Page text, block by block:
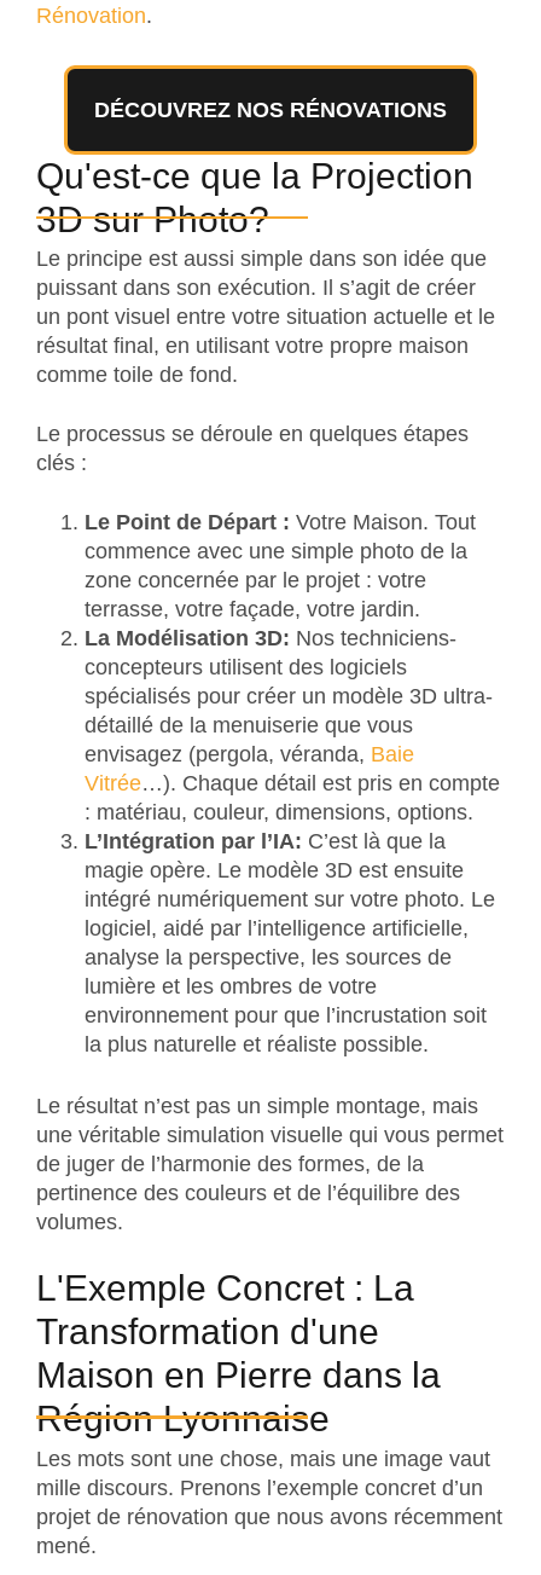
Rénovation.
DÉCOUVREZ NOS RÉNOVATIONS
Qu'est-ce que la Projection
3D sur Photo?
Le principe est aussi simple dans son idée que
puissant dans son exécution. Il s’agit de créer
un pont visuel entre votre situation actuelle et le
résultat final, en utilisant votre propre maison
comme toile de fond.
Le processus se déroule en quelques étapes
clés :
Le Point de Départ : Votre Maison. Tout
commence avec une simple photo de la
zone concernée par le projet : votre
terrasse, votre façade, votre jardin.
La Modélisation 3D: Nos techniciens-
concepteurs utilisent des logiciels
spécialisés pour créer un modèle 3D ultra-
détaillé de la menuiserie que vous
envisagez (pergola, véranda, Baie
Vitrée…). Chaque détail est pris en compte
: matériau, couleur, dimensions, options.
L’Intégration par l’IA: C’est là que la
magie opère. Le modèle 3D est ensuite
intégré numériquement sur votre photo. Le
logiciel, aidé par l’intelligence artificielle,
analyse la perspective, les sources de
lumière et les ombres de votre
environnement pour que l’incrustation soit
la plus naturelle et réaliste possible.
Le résultat n’est pas un simple montage, mais
une véritable simulation visuelle qui vous permet
de juger de l’harmonie des formes, de la
pertinence des couleurs et de l’équilibre des
volumes.
L'Exemple Concret : La
Transformation d'une
Maison en Pierre dans la
Région Lyonnaise
Les mots sont une chose, mais une image vaut
mille discours. Prenons l’exemple concret d’un
projet de rénovation que nous avons récemment
mené.